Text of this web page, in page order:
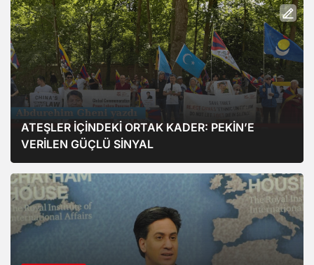
ATEŞLER İÇİNDEKİ ORTAK KADER: PEKİN’E
VERİLEN GÜÇLÜ SİNYAL